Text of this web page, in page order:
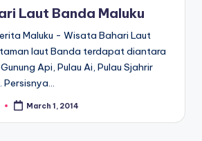
Laut Banda Maluku
Maluku - Wisata Bahari Laut
laut Banda terdapat diantara
Api, Pulau Ai, Pulau Sjahrir
Persisnya…
March 1, 2014